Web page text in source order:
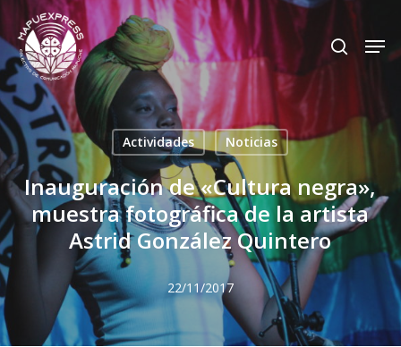
Skip
to
main
content
search
Actividades Noticias
Inauguración de «Cultura negra»,
muestra fotográfica de la artista
Astrid González Quintero
22/11/2017
Close